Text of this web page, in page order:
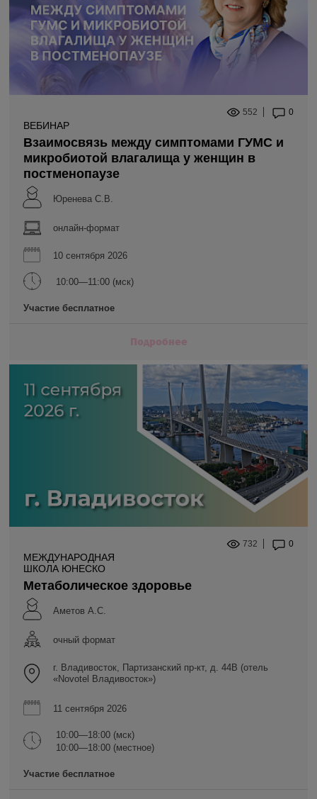
552 0
ВЕБИНАР
Взаимосвязь между симптомами ГУМС и
микробиотой влагалища у женщин в
постменопаузе
Юренева С.В.
онлайн-формат
10 сентября 2026
10:00—11:00 (мск)
Участие бесплатное
Подробнее
732 0
МЕЖДУНАРОДНАЯ
ШКОЛА ЮНЕСКО
Метаболическое здоровье
Аметов А.С.
очный формат
г. Владивосток, Партизанский пр-кт, д. 44В (отель
«Novotel Владивосток»)
11 сентября 2026
10:00—18:00 (мск)
10:00—18:00 (местное)
Участие бесплатное